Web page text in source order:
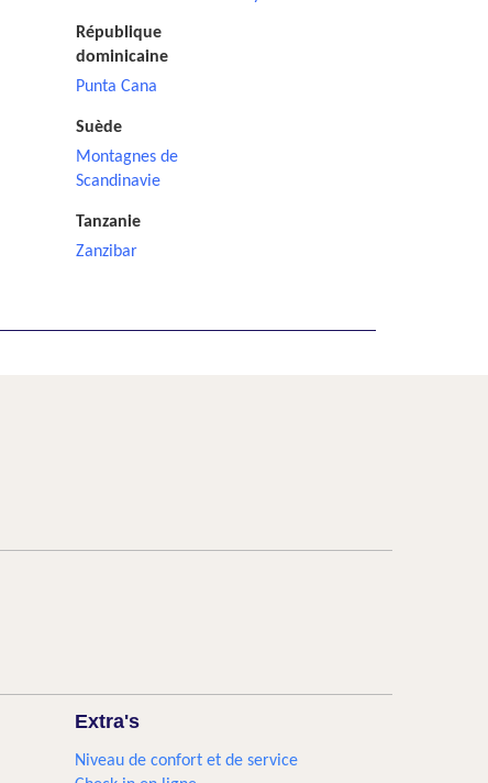
République
dominicaine
Punta Cana
Suède
Montagnes de
Scandinavie
Tanzanie
Zanzibar
Extra's
Niveau de confort et de service